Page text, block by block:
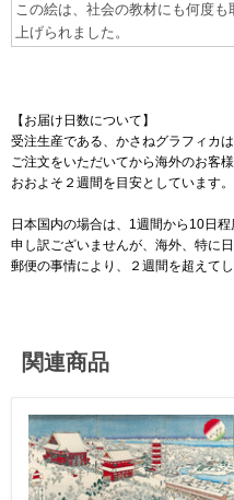
この絵は、社会の教材にも何度も
上げられました。
【お届け日数について】
受注生産である、かさねグラフィカは
ご注文をいただいてから海外のお客
おおよそ２週間を目安としています。
日本国内の場合は、1週間から10日
申し訳ございませんが、海外、特に
郵便の事情により、２週間を超えて
関連商品